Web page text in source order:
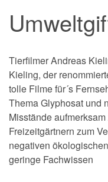
Tierfilmer Andreas
Kieling, der
tolle Filme für´s
Thema Glyphosat und
Misstände
Freizeitgärtnern zum
negativen
geringe Fachwissen